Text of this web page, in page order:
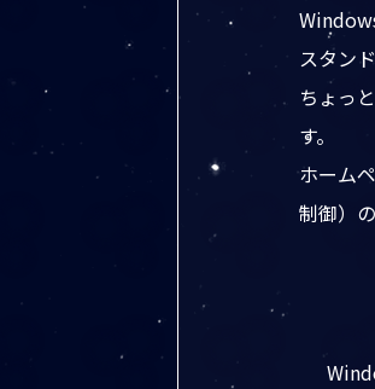
スタン
ちょっ
す。
ホーム
制御）